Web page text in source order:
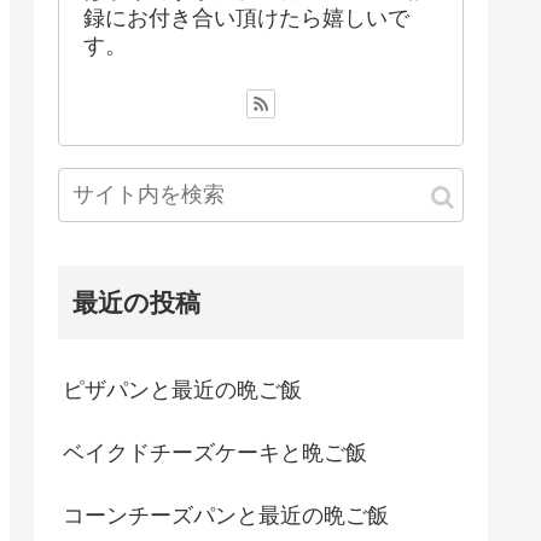
録にお付き合い頂けたら嬉しいで
す。
最近の投稿
ピザパンと最近の晩ご飯
ベイクドチーズケーキと晩ご飯
コーンチーズパンと最近の晩ご飯